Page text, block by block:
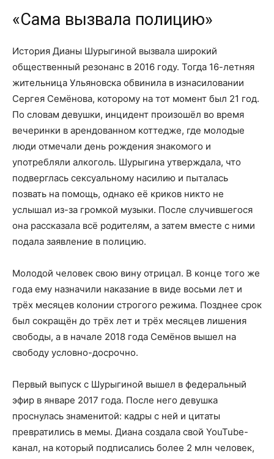
«Сама вызвала полицию»
История Дианы Шурыгиной вызвала широкий
общественный резонанс в 2016 году. Тогда 16-летняя
жительница Ульяновска обвинила в изнасиловании
Сергея Семёнова, которому на тот момент был 21 год.
По словам девушки, инцидент произошёл во время
вечеринки в арендованном коттедже, где молодые
люди отмечали день рождения знакомого и
употребляли алкоголь. Шурыгина утверждала, что
подверглась сексуальному насилию и пыталась
позвать на помощь, однако её криков никто не
услышал из-за громкой музыки. После случившегося
она рассказала всё родителям, а затем вместе с ними
подала заявление в полицию.
Молодой человек свою вину отрицал. В конце того же
года ему назначили наказание в виде восьми лет и
трёх месяцев колонии строгого режима. Позднее срок
был сокращён до трёх лет и трёх месяцев лишения
свободы, а в начале 2018 года Семёнов вышел на
свободу условно-досрочно.
Первый выпуск с Шурыгиной вышел в федеральный
эфир в январе 2017 года. После него девушка
проснулась знаменитой: кадры с ней и цитаты
превратились в мемы. Диана создала свой YouTube-
канал, на который подписались более 2 млн человек,